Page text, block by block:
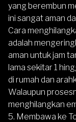
yang berembun
ini sangat aman
Cara
adalah
aman untuk jam
lama sekitar 1
di rumah dan
Walaupun
menghilangkan
5. Membawa ke